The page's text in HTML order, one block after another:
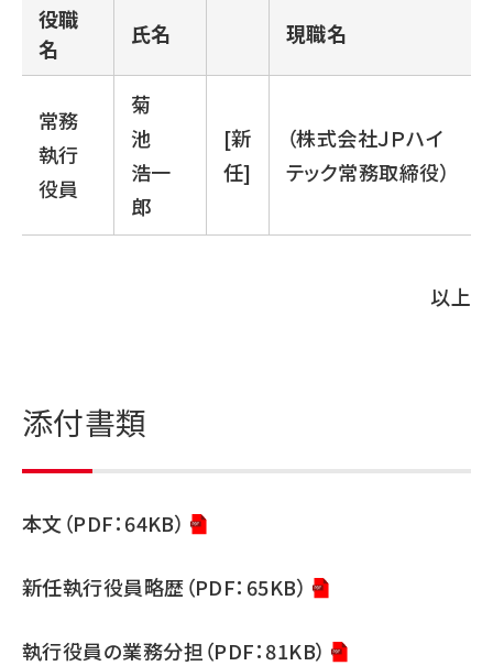
役職
名
氏名 現職名
常務
執行
役員
菊
池
浩一
郎
[新
任]
（株式会社ＪＰハイ
テック常務取締役）
以上
添付書類
本文（PDF：64KB）
新任執行役員略歴（PDF：65KB）
執行役員の業務分担（PDF：81KB）